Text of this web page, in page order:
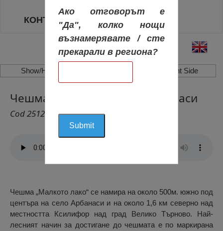
КОНТАКТИ
Show/Hide Left Side Show/Hide Right Side
Чешма ”Малкото Лако”, Арбанаси
Cod 2512
Чешма „Малкото лако“ се намира на около 500м. южно под
центъра на село Арбанаси и на около 1,6 км северно над
местността Ксилифор над град Велико Търново. Най-
лесният начин за достигане до чешмата е по маркирана
Ако отговорът е
"Да", колко нощи
възнамерявате / сте
прекарали в региона?